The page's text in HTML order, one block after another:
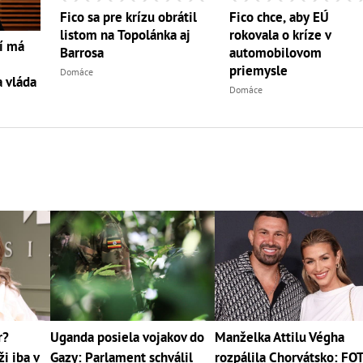
má
vláda
Fico sa pre krízu obrátil
listom na Topolánka aj
Barrosa
Domáce
Fico chce, aby EÚ
rokovala o kríze v
automobilovom
priemysle
Domáce
iba v
Uganda posiela vojakov do
Gazy: Parlament schválil
Manželka Attilu Végha
rozpálila Chorvátsko: